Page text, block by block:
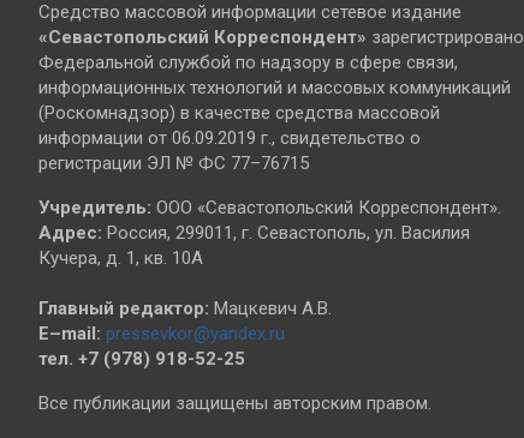
Средство массовой информации сетевое издание
«Севастопольский Корреспондент» зарегистрировано
Федеральной службой по надзору в сфере связи,
информационных технологий и массовых коммуникаций
(Роскомнадзор) в качестве средства массовой
информации от 06.09.2019 г., свидетельство о
регистрации ЭЛ № ФС 77–76715
Учредитель: ООО «Севастопольский Корреспондент».
Адрес: Россия, 299011, г. Севастополь, ул. Василия
Кучера, д. 1, кв. 10А
Главный редактор: Мацкевич А.В.
E–mail: pressevkor@yandex.ru
тел. +7 (978) 918-52-25
Все публикации защищены авторским правом.